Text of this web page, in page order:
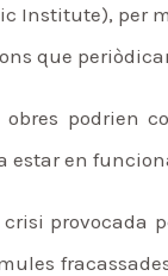
Institute), per
que
podrien
estar en
provocada